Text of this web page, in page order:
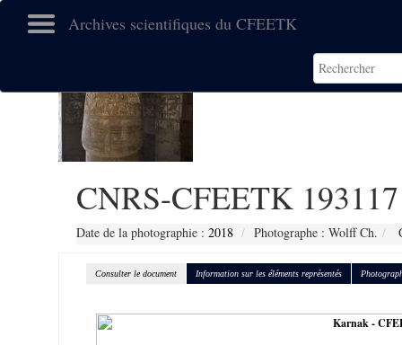
Archives scientifiques du CFEETK
CNRS-CFEETK 193117
Date de la photographie : 2018 Photographe : Wolff Ch.
Consulter le document Information sur les éléments représentés